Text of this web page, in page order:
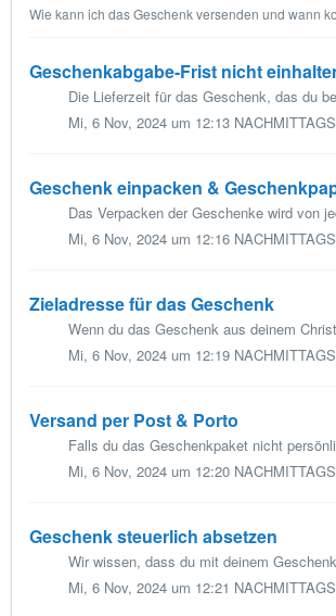
Wie kann ich das Geschenk versenden und wann
Geschenkabgabe-Frist nicht
Mi, 6 Nov, 2024 um 12:13 NACHMITTAGS
Geschenk einpacken &
Mi, 6 Nov, 2024 um 12:16 NACHMITTAGS
Zieladresse für das Geschenk
Mi, 6 Nov, 2024 um 12:19 NACHMITTAGS
Versand per Post & Porto
Mi, 6 Nov, 2024 um 12:20 NACHMITTAGS
Geschenk steuerlich absetzen
Mi, 6 Nov, 2024 um 12:21 NACHMITTAGS